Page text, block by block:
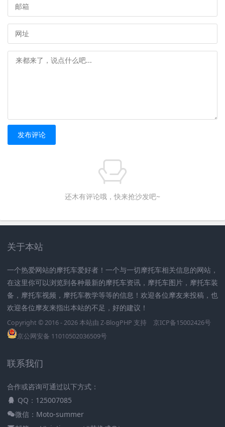
发布评论
还木有评论哦，快来抢沙发吧~
关于本站
一个热爱网站的摩托车爱好者！一个与一切摩托车相关信息的网站，
在这里你可以浏览到各种最新的摩托车资讯，摩托车图片，摩托车装
备，摩托车视频，摩托车教学等等的信息！欢迎各位摩友来投稿，也
欢迎各位摩友来指出本站的不足，好的建议！
Copyright © 2016 - 2026 本站由 Z-BlogPHP 支持
京ICP备15002426号
京公网安备 11010502036509号
联系我们
合作或咨询可通过以下方式：
QQ：125007085
微信：Moto-summer